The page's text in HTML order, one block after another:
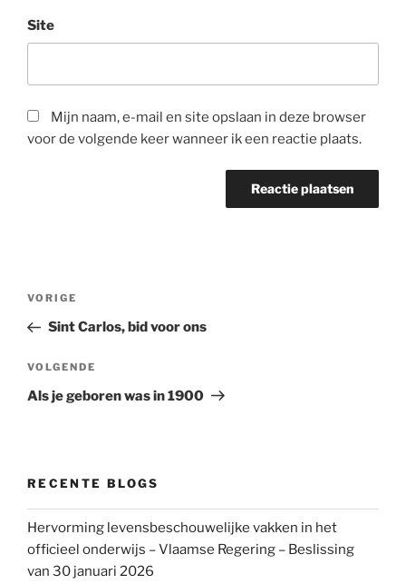
Site
Mijn naam, e-mail en site opslaan in deze browser
voor de volgende keer wanneer ik een reactie plaats.
Bericht
Vorig
bericht
VORIGE
Sint Carlos, bid voor ons
Volgend
bericht
VOLGENDE
Als je geboren was in 1900
RECENTE BLOGS
Hervorming levensbeschouwelijke vakken in het
officieel onderwijs – Vlaamse Regering – Beslissing
van 30 januari 2026